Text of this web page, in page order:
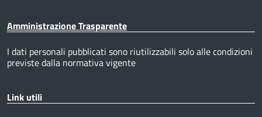
Amministrazione Trasparente
I dati personali pubblicati sono riutilizzabili solo alle condizioni
previste dalla normativa vigente
Link utili